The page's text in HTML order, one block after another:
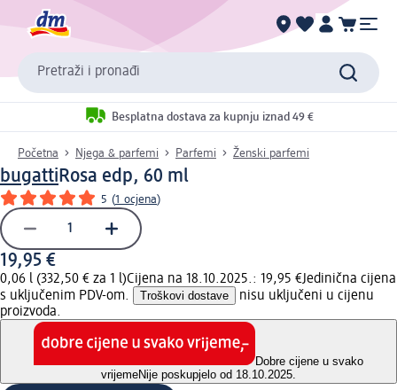
Pretraži i pronađi
Besplatna dostava za kupnju iznad 49 €
Početna Njega & parfemi Parfemi Ženski parfemi
bugattiRosa edp, 60 ml
5 (1 ocjena)
19,95 €
0,06 l (332,50 € za 1 l)Cijena na 18.10.2025.: 19,95 €Jedinična cijena
s uključenim PDV-om.
Troškovi dostave
nisu uključeni u cijenu
proizvoda.
Dobre cijene u svako
vrijemeNije poskupjelo od 18.10.2025.